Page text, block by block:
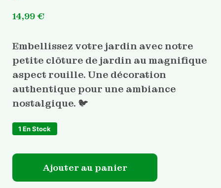
14,99€
Embellissez votre jardin avec notre
petite clôture de jardin au magnifique
aspect rouille. Une décoration
authentique pour une ambiance
nostalgique. 🐦
1 En Stock
quantité de Décoration de jardin petite clôture
Ajouter au panier